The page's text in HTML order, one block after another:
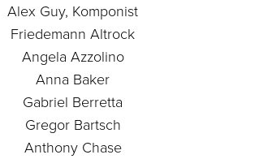
Alex Guy, Komponist
Friedemann Altrock
Angela Azzolino
Anna Baker
Gabriel Berretta
Gregor Bartsch
Anthony Chase